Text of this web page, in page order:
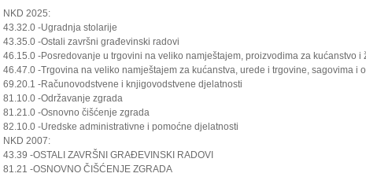
NKD 2025:
43.32.0 -Ugradnja stolarije
43.35.0 -Ostali završni građevinski radovi
46.15.0 -Posredovanje u trgovini na veliko namještajem, proizvodima za kućanstvo i
46.47.0 -Trgovina na veliko namještajem za kućanstva, urede i trgovine, sagovima i
69.20.1 -Računovodstvene i knjigovodstvene djelatnosti
81.10.0 -Održavanje zgrada
81.21.0 -Osnovno čišćenje zgrada
82.10.0 -Uredske administrativne i pomoćne djelatnosti
NKD 2007:
43.39 -OSTALI ZAVRŠNI GRAĐEVINSKI RADOVI
81.21 -OSNOVNO ČIŠĆENJE ZGRADA